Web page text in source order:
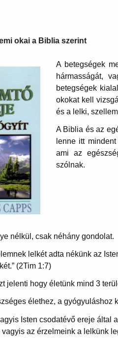
okai a Biblia szerint
A betegségek
hármasságát,
betegségek
okokat kell
és a lelki,
A Biblia és az
lenne itt
ami az
szólnak.
nélkül, csak néhány gondolat.
lelkét adta nékünk az
(2Tim 1:7)
jelenti hogy életünk mind 3
élethez, a gyógyuláshoz
Isten csodatévő ereje által
vagyis az érzelmeink a lelkünk